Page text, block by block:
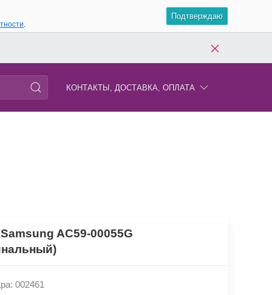
.
Подтверждаю
КОНТАКТЫ, ДОСТАВКА, ОПЛАТА
AC59-00055G
002461